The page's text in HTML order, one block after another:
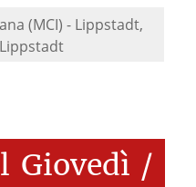
(MCI) - Lippstadt,
Giovedì /